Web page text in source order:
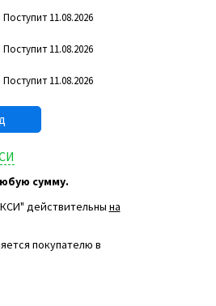
Поступит 11.08.2026
Поступит 11.08.2026
Поступит 11.08.2026
сумму.
действительны на
покупателю в